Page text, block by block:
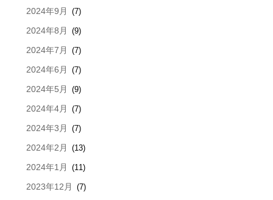
2024年9月 (7)
2024年8月 (9)
2024年7月 (7)
2024年6月 (7)
2024年5月 (9)
2024年4月 (7)
2024年3月 (7)
2024年2月 (13)
2024年1月 (11)
2023年12月 (7)